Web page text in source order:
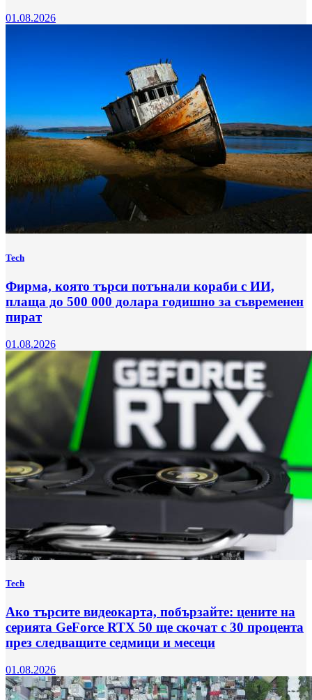
01.08.2026
Tech
Фирма, която търси потънали кораби с ИИ,
плаща до 500 000 долара годишно за съвременен
пират
01.08.2026
Tech
Ако търсите видеокарта, побързайте: цените на
серията GeForce RTX 50 ще скочат с 30 процента
през следващите седмици и месеци
01.08.2026